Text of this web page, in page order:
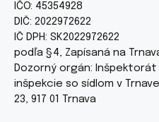
IČO: 45354928
DIČ: 2022972622
IČ DPH: SK2022972622
podľa §4, Zapísaná na
Dozorný orgán:
inšpekcie so sídlom v
23, 917 01 Trnava